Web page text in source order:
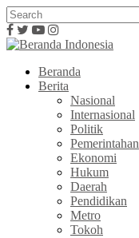
Beranda
Berita
Nasional
Internasional
Politik
Pemerintahan
Ekonomi
Hukum
Daerah
Pendidikan
Metro
Tokoh